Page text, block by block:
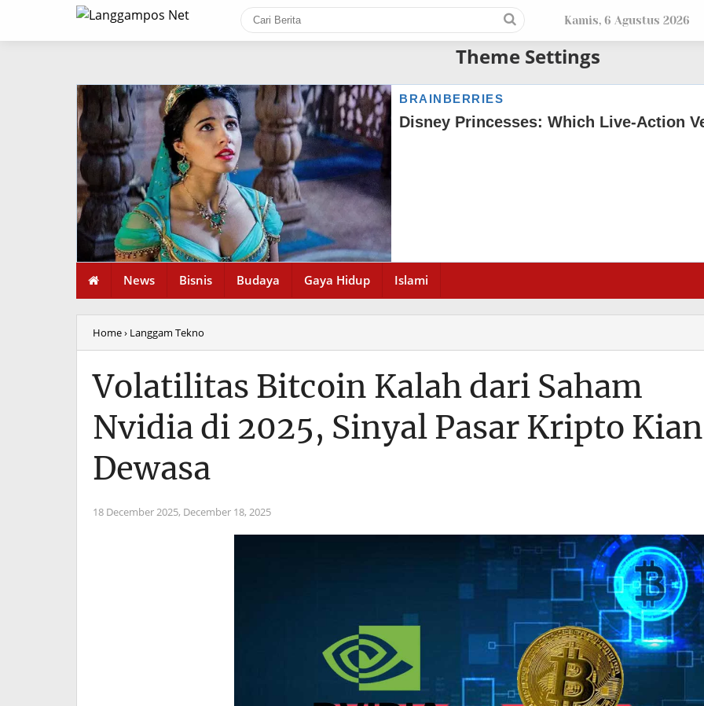
Kamis, 6 Agustus 2026
Theme Settings
News Bisnis Budaya Gaya Hidup Islami
Home› Langgam Tekno
Volatilitas Bitcoin Kalah dari Saham
Nvidia di 2025, Sinyal Pasar Kripto Kian
Dewasa
18 December 2025, December 18, 2025